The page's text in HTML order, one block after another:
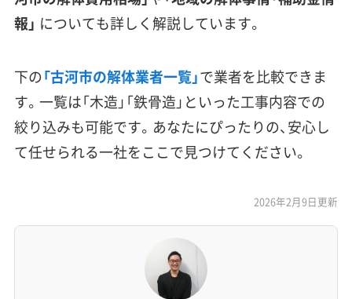
報」 についても詳しく解説しています。
下の「古河市の解体業者一覧」で業者を比較できま
す。一覧は「木造」「鉄骨造」といった工事内容での
絞り込みも可能です。あなたにぴったりの、安心し
て任せられる一社をここで見つけてください。
2026年2月9日更新